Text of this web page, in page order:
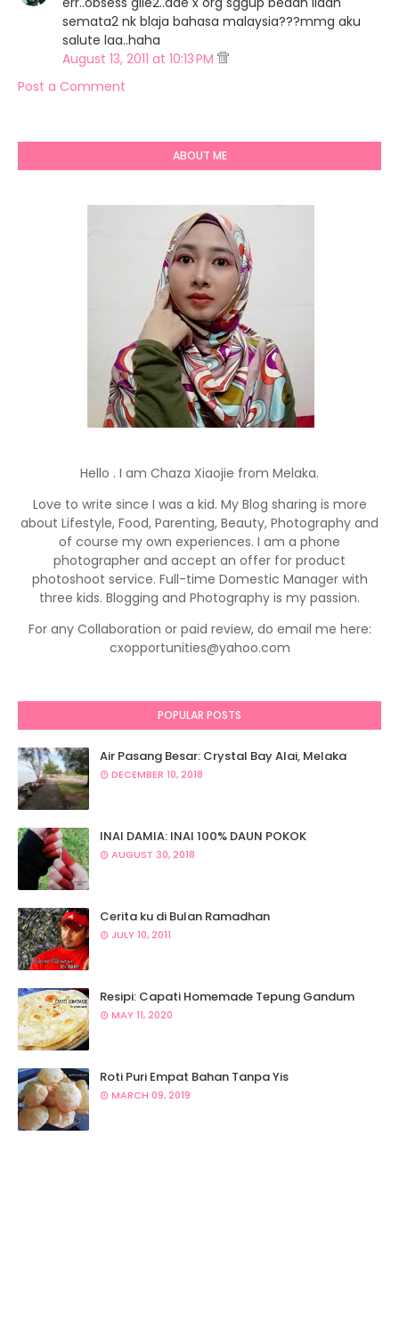
semata2 nk blaja bahasa malaysia???mmg aku
salute laa..haha
August 13, 2011 at 10:13 PM
Post a Comment
ABOUT ME
Hello . I am Chaza Xiaojie from Melaka.
Love to write since I was a kid. My Blog sharing is more
about Lifestyle, Food, Parenting, Beauty, Photography and
of course my own experiences. I am a phone
photographer and accept an offer for product
photoshoot service. Full-time Domestic Manager with
three kids. Blogging and Photography is my passion.
For any Collaboration or paid review, do email me here:
cxopportunities@yahoo.com
POPULAR POSTS
Air Pasang Besar: Crystal Bay Alai, Melaka
DECEMBER 10, 2018
INAI DAMIA: INAI 100% DAUN POKOK
AUGUST 30, 2018
Cerita ku di Bulan Ramadhan
JULY 10, 2011
Resipi: Capati Homemade Tepung Gandum
MAY 11, 2020
Roti Puri Empat Bahan Tanpa Yis
MARCH 09, 2019